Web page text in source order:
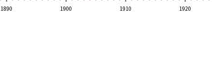
1890 1900 1910 1920